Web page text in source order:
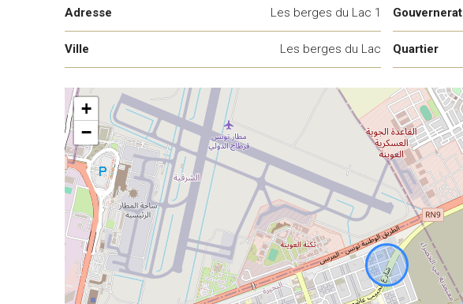
Adresse Les berges du Lac 1
Ville Les berges du Lac
Gouvernerat
Quartier
+
−